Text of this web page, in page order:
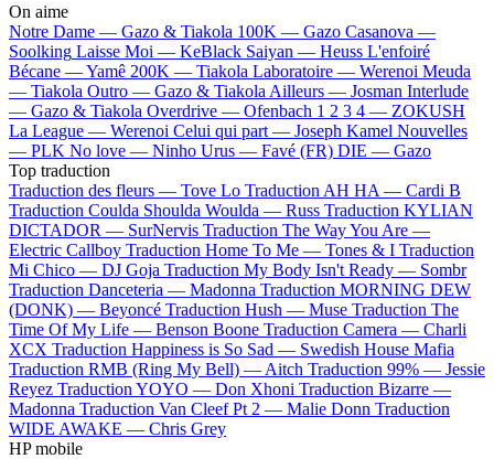
On aime
Notre Dame — Gazo & Tiakola 100K — Gazo Casanova —
Soolking Laisse Moi — KeBlack Saiyan — Heuss L'enfoiré
Bécane —Yamê 200K — Tiakola Laboratoire — Werenoi Meuda
— Tiakola Outro — Gazo & Tiakola Ailleurs — Josman Interlude
— Gazo & Tiakola Overdrive — Ofenbach 1 2 3 4 — ZOKUSH
La League — Werenoi Celui qui part — Joseph Kamel Nouvelles
— PLK No love — Ninho Urus — Favé (FR) DIE — Gazo
Top traduction
Traduction des fleurs — Tove Lo Traduction AH HA — Cardi B
Traduction Coulda Shoulda Woulda — Russ Traduction KYLIAN
DICTADOR — SurNervis Traduction The Way You Are —
Electric Callboy Traduction Home To Me — Tones & I Traduction
Mi Chico — DJ Goja Traduction My Body Isn't Ready — Sombr
Traduction Danceteria — Madonna Traduction MORNING DEW
(DONK) — Beyoncé Traduction Hush — Muse Traduction The
Time Of My Life — Benson Boone Traduction Camera — Charli
XCX Traduction Happiness is So Sad — Swedish House Mafia
Traduction RMB (Ring My Bell) — Aitch Traduction 99% — Jessie
Reyez Traduction YOYO — Don Xhoni Traduction Bizarre —
Madonna Traduction Van Cleef Pt 2 — Malie Donn Traduction
WIDE AWAKE — Chris Grey
HP mobile